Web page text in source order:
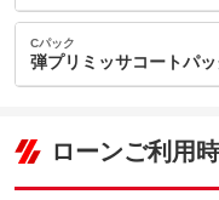
車両本体価
324.1万円
内：オプシ
ョン価格
(税込)
車両本体価
パック内容
Cパック
弾プリミッサコートパッ
車両本体価
324.1
ローンご利用